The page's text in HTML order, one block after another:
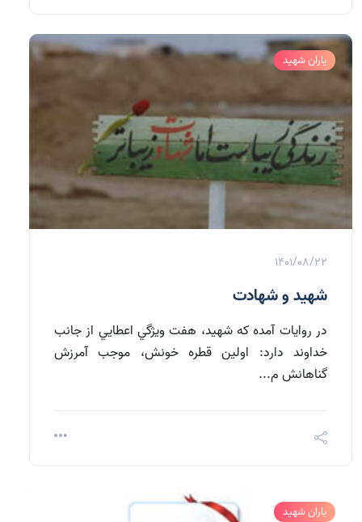
یاران شهید
1401/08/22
شهيد و شهادت
در روايات آمده که شهيد، هفت ويژگي اعطايي از جانب
خداوند دارد: اولين قطره خونش، موجب آمرزش
گناهانش م...
یاران شهید